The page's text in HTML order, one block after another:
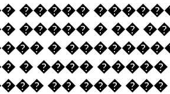
�����
����� � ��
�
� ���� �����
�� ���